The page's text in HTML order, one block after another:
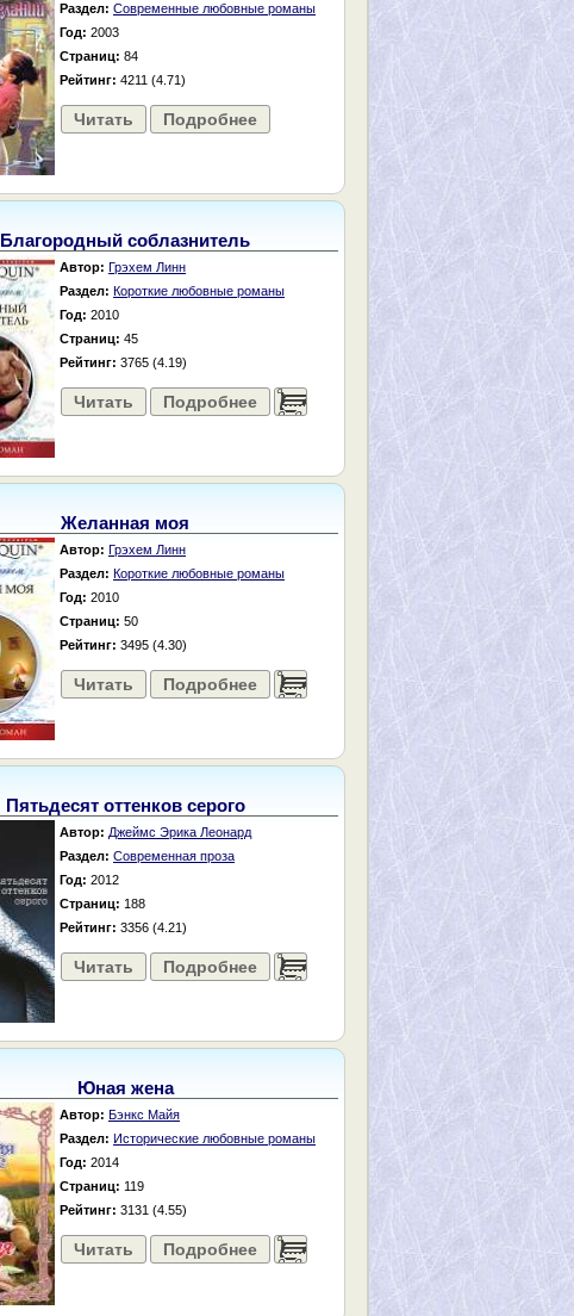
Раздел: Современные любовные романы
Год: 2003
Страниц: 84
Рейтинг: 4211 (4.71)
Читать Подробнее
Благородный соблазнитель
Автор: Грэхем Линн
Раздел: Короткие любовные романы
Год: 2010
Страниц: 45
Рейтинг: 3765 (4.19)
Читать Подробнее ......
Желанная моя
Автор: Грэхем Линн
Раздел: Короткие любовные романы
Год: 2010
Страниц: 50
Рейтинг: 3495 (4.30)
Читать Подробнее ......
Пятьдесят оттенков серого
Автор: Джеймс Эрика Леонард
Раздел: Современная проза
Год: 2012
Страниц: 188
Рейтинг: 3356 (4.21)
Читать Подробнее ......
Юная жена
Автор: Бэнкс Майя
Раздел: Исторические любовные романы
Год: 2014
Страниц: 119
Рейтинг: 3131 (4.55)
Читать Подробнее ......